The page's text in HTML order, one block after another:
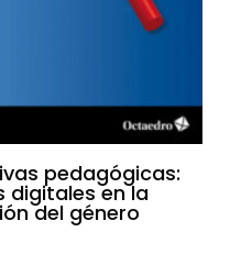
pedagógicas:
digitales en la
del género